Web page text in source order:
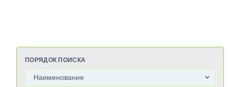
ПОРЯДОК ПОИСКА